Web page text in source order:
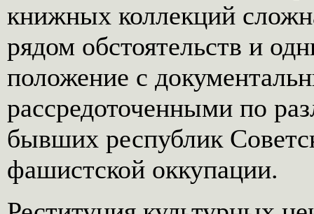
книжных коллекций
рядом обстоятельств и
положение с
рассредоточенными по
бывших республик
фашистской оккупации.